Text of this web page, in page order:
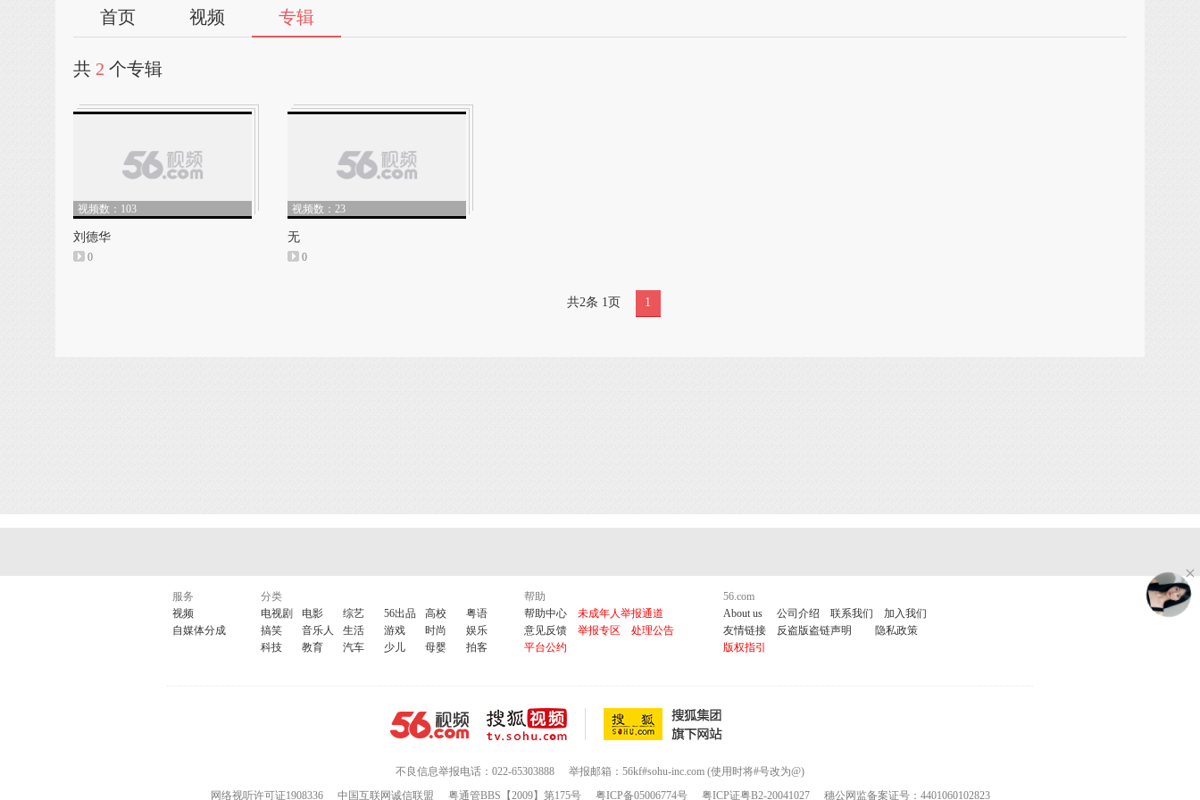
首页 视频 专辑
共 2 个专辑
视频数：103
刘德华
0
视频数：23
无
0
共2条 1页 1
服务
视频
自媒体分成
分类
电视剧
电影 综艺 56出品 高校
粤语
搞笑
音乐人 生活 游戏 时尚
娱乐
科技
教育 汽车 少儿 母婴 拍客
帮助
帮助中心
未成年人举报通道
意见反馈
举报专区
处理公告
平台公约
56.com
About us
公司介绍 联系我们
加入我们
友情链接
反盗版盗链声明
隐私政策
版权指引
不良信息举报电话：022-65303888
举报邮箱：56kf#sohu-inc.com (使用时将#号改为@)
网络视听许可证1908336
中国互联网诚信联盟 粤通管BBS【2009】第175号 粤ICP备05006774号 粤ICP证粤B2-20041027 穗公网监备案证号：4401060102823